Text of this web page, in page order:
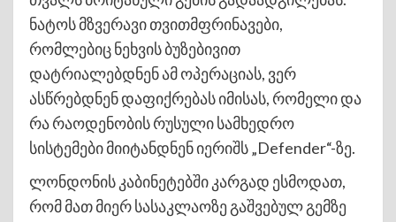
ნატოს მზვერავი თვითმფრინავები,
რომლებიც ნეხვის ბუზებივით
დატრიალებდნენ ამ ოპერაციას, ვერ
ასწრებდნენ დაფიქრებას იმისას, რომელი და
რა რაოდენობის რუსული სამხედრო
სისტემები მიიტანდნენ იერიშს „Defender“-ზე.
ლონდონის კაბინეტებში კარგად ესმოდათ,
რომ მათ მიერ სასაკლაოზე გაშვებულ გემზე